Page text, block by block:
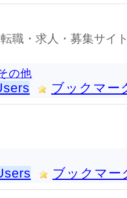
職・求人・募集サイ
の他
ブックマー
ブックマー